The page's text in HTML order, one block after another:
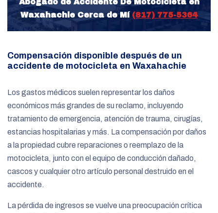
Waxahachie Cerca de Mí (817) 775-5364
Compensación disponible después de un
accidente de motocicleta en Waxahachie
Los gastos médicos suelen representar los daños
económicos más grandes de su reclamo, incluyendo
tratamiento de emergencia, atención de trauma, cirugías,
estancias hospitalarias y más. La compensación por daños
a la propiedad cubre reparaciones o reemplazo de la
motocicleta, junto con el equipo de conducción dañado,
cascos y cualquier otro artículo personal destruido en el
accidente.
La pérdida de ingresos se vuelve una preocupación crítica